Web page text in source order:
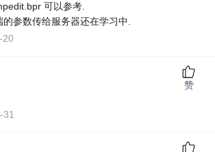
可以参考.
的参数传给服务器还在学习中.
20
31
赞